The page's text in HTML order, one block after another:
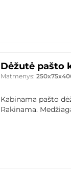
Dėžutė pašto
Matmenys:
Kabinama pašto
Rakinama.